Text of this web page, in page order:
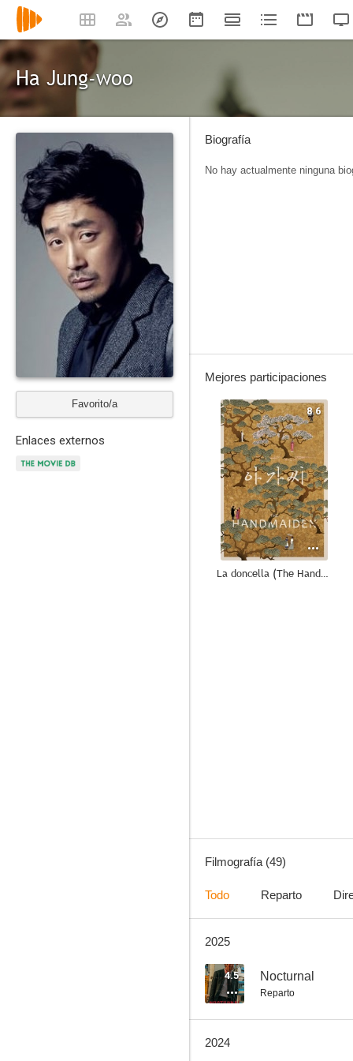
Ha Jung-woo
Favorito/a
Enlaces externos
Biografía
No hay actualmente ninguna
Mejores participaciones
8.6
La doncella (The Handmaiden)
7.0
Filmografía (49)
Todo Reparto
2025
4.5 Nocturnal
Reparto
2024